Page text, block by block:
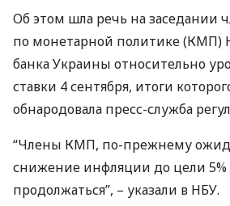
Об этом шла речь на заседании
по монетарной политике (КМП)
банка Украины относительно
ставки 4 сентября, итоги
обнародовала пресс-служба
“Члены КМП, по-прежнему
снижение инфляции до цели 5%
продолжаться”, – указали в НБУ.